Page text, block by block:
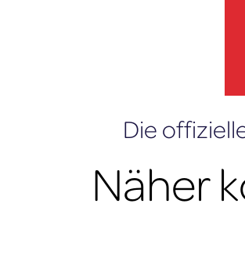
lux-
Die
Näher